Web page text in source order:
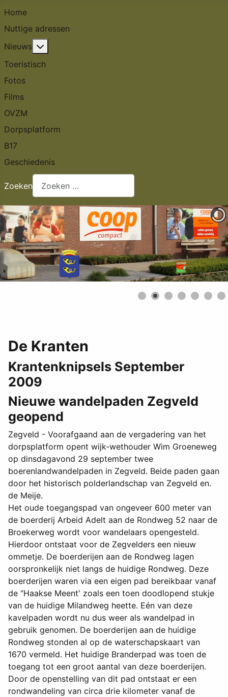
Home
Nuttige adressen
Nieuws
Toeristisch
Fotos
Films
OVZM
Dorpsplatform
B17
Geschiedenis
Zoeken
De Kranten
Krantenknipsels September
2009
Nieuwe wandelpaden Zegveld
geopend
Zegveld - Voorafgaand aan de vergadering van het
dorpsplatform opent wijk-wethouder Wim Groeneweg
op dinsdagavond 29 september twee
boerenlandwandelpaden in Zegveld. Beide paden gaan
door het historisch polderlandschap van Zegveld en.
de Meije.
Het oude toegangspad van ongeveer 600 meter van
de boerderij Arbeid Adelt aan de Rondweg 52 naar de
Broekerweg wordt voor wandelaars opengesteld.
Hierdoor ontstaat voor de Zegvelders een nieuw
ommetje. De boerderijen aan de Rondweg lagen
oorspronkelijk niet langs de huidige Rondweg. Deze
boerderijen waren via een eigen pad bereikbaar vanaf
de "Haakse Meent' zoals een toen doodlopend stukje
van de huidige Milandweg heette. Eén van deze
kavelpaden wordt nu dus weer als wandelpad in
gebruik genomen. De boerderijen aan de huidige
Rondweg stonden al op de waterschapskaart van
1670 vermeld. Het huidige Branderpad was toen de
toegang tot een groot aantal van deze boerderijen.
Door de openstelling van dit pad ontstaat er een
rondwandeling van circa drie kilometer vanaf de